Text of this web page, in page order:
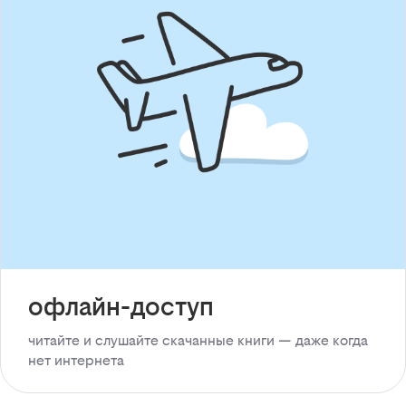
офлайн-доступ
читайте и слушайте скачанные книги — даже когда
нет интернета